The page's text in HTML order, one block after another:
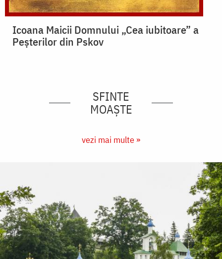
Icoana Maicii Domnului „Cea iubitoare” a
Peșterilor din Pskov
SFINTE
MOAȘTE
vezi mai multe »